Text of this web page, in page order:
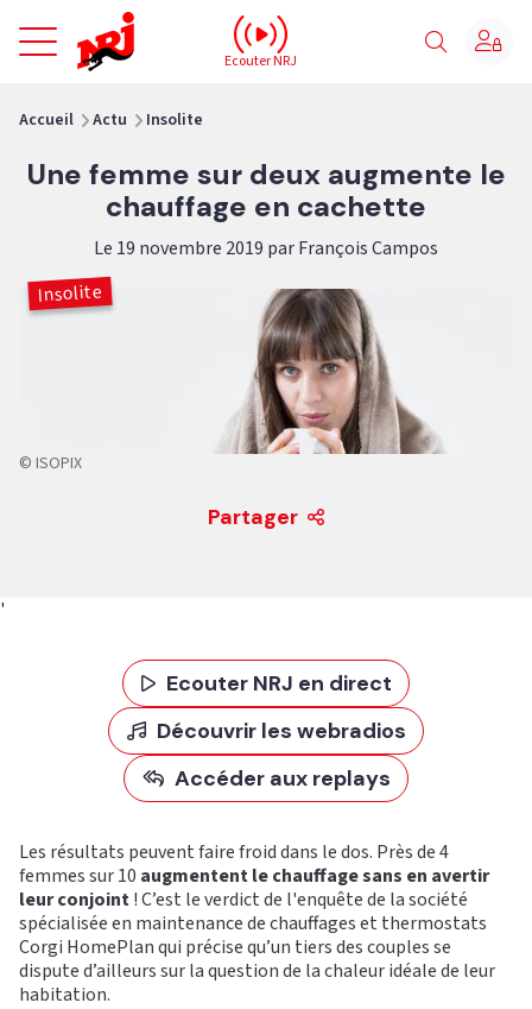
NRJ - Accueil
Ecouter NRJ
Accueil Actu Insolite
Une femme sur deux augmente le
chauffage en cachette
Le 19 novembre 2019 par François Campos
Insolite
© ISOPIX
Partager
'
Ecouter NRJ en direct
Découvrir les webradios
Accéder aux replays
Les résultats peuvent faire froid dans le dos. Près de 4
femmes sur 10 augmentent le chauffage sans en avertir
leur conjoint! C’est le verdict de l'enquête de la société
spécialisée en maintenance de chauffages et thermostats
Corgi HomePlan qui précise qu’un tiers des couples se
dispute d’ailleurs sur la question de la chaleur idéale de leur
habitation.